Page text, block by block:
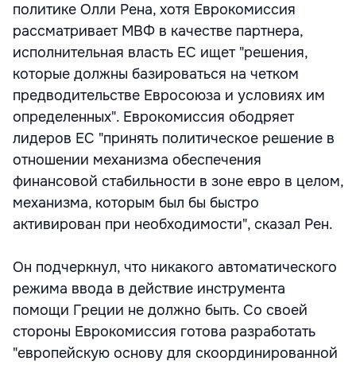
политике Олли Рена, хотя Еврокомиссия
рассматривает МВФ в качестве партнера,
исполнительная власть ЕС ищет "решения,
которые должны базироваться на четком
предводительстве Евросоюза и условиях им
определенных". Еврокомиссия ободряет
лидеров ЕС "принять политическое решение в
отношении механизма обеспечения
финансовой стабильности в зоне евро в целом,
механизма, которым был бы быстро
активирован при необходимости", сказал Рен.
Он подчеркнул, что никакого автоматического
режима ввода в действие инструмента
помощи Греции не должно быть. Со своей
стороны Еврокомиссия готова разработать
"европейскую основу для скоординированной